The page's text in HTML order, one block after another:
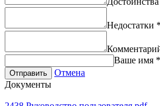
Недостатки *
Ваше имя *
Отправить
Отмена
Документы